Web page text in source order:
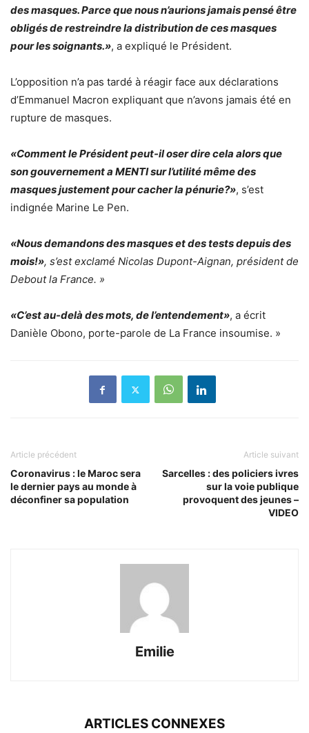
des masques. Parce que nous n’aurions jamais pensé être
obligés de restreindre la distribution de ces masques
pour les soignants.», a expliqué le Président.
L’opposition n’a pas tardé à réagir face aux déclarations
d’Emmanuel Macron expliquant que n’avons jamais été en
rupture de masques.
«Comment le Président peut-il oser dire cela alors que
son gouvernement a MENTI sur l’utilité même des
masques justement pour cacher la pénurie?», s’est
indignée Marine Le Pen.
«Nous demandons des masques et des tests depuis des
mois!», s’est exclamé Nicolas Dupont-Aignan, président de
Debout la France. »
«C’est au-delà des mots, de l’entendement», a écrit
Danièle Obono, porte-parole de La France insoumise. »
Article précédent
Coronavirus : le Maroc sera
le dernier pays au monde à
déconfiner sa population
Article suivant
Sarcelles : des policiers ivres
sur la voie publique
provoquent des jeunes –
VIDEO
Emilie
ARTICLES CONNEXES